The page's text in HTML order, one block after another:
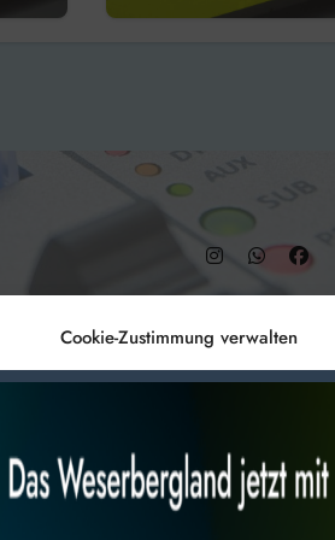
Cookie-Zustimmung verwalten
alkoholisiert und